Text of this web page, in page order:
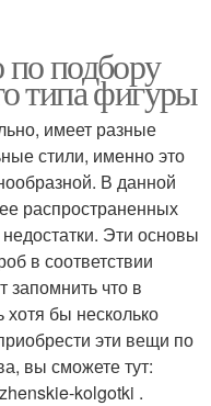
по подбору
типа фигуры
имеет разные
стили, именно это
В данной
распространенных
Эти основы
в соответствии
запомнить что в
бы несколько
эти вещи по
вы сможете тут:
kolgotki .